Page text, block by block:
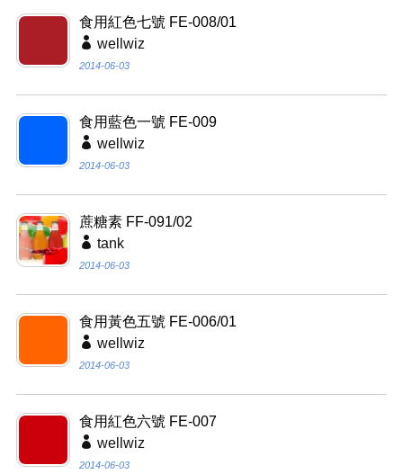
食用紅色七號 FE-008/01
wellwiz
2014-06-03
食用藍色一號 FE-009
wellwiz
2014-06-03
蔗糖素 FF-091/02
tank
2014-06-03
食用黃色五號 FE-006/01
wellwiz
2014-06-03
食用紅色六號 FE-007
wellwiz
2014-06-03